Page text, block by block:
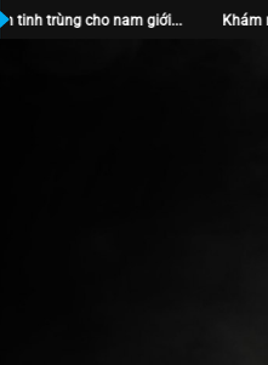
Khám nam khoa ở đâu TPHCM? Địa chỉ...